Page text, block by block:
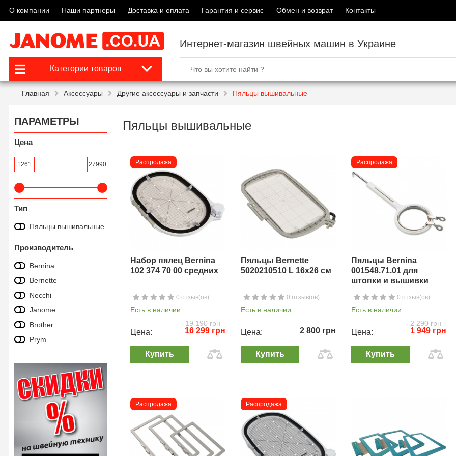
О компании Наши партнеры Доставка и оплата Гарантия и сервис Обмен и возврат Контакты
Интернет-магазин швейных машин в Украине
Категории товаров
Главная Аксессуары Другие аксессуары и запчасти Пяльцы вышивальные
ПАРАМЕТРЫ
Цена
1261 27990
Тип
Пяльцы вышивальные
Производитель
Bernina
Bernette
Necchi
Janome
Brother
Prym
Пяльцы вышивальные
Распродажа
Набор пялец Bernina
102 374 70 00 средних
0 отзыв(ов)
Есть в наличии
19 190 грн
Цена: 16 299 грн
Купить
Пяльцы Bernette
5020210510 L 16х26 см
0 отзыв(ов)
Есть в наличии
Цена: 2 800 грн
Купить
Распродажа
Пяльцы Bernina
001548.71.01 для
штопки и вышивки
0 отзыв(ов)
Есть в наличии
2 290 грн
Цена: 1 949 грн
Купить
Распродажа Распродажа